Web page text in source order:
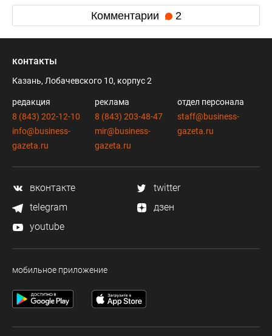
Комментарии 2
контакты
Казань, Лобачевского 10, корпус 2
редакция
8 (843) 202-12-10
info@business-
gazeta.ru
реклама
8 (843) 203-48-47
mir@business-
gazeta.ru
отдел персонала
staff@business-
gazeta.ru
вконтакте
twitter
telegram
дзен
youtube
мобильное приложение